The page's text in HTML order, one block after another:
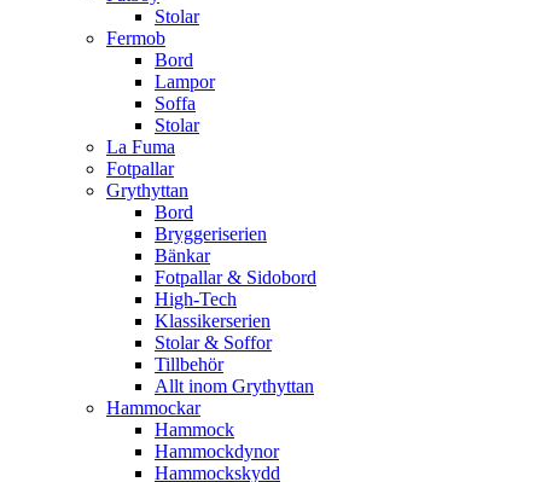
Stolar
Fermob
Bord
Lampor
Soffa
Stolar
La Fuma
Fotpallar
Grythyttan
Bord
Bryggeriserien
Bänkar
Fotpallar & Sidobord
High-Tech
Klassikerserien
Stolar & Soffor
Tillbehör
Allt inom Grythyttan
Hammockar
Hammock
Hammockdynor
Hammockskydd